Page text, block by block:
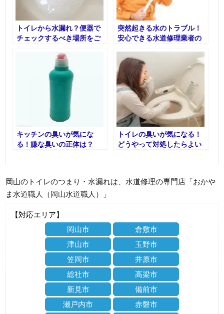
トイレから水漏れ？便器で
チェックするべき場所をご
突然起きる水のトラブル！
安心できる水道修理業者の
キッチンの臭いが気にな
る！嫌な臭いの正体は？
トイレの臭いが気になる！
どうやって対処したらよい
岡山のトイレのつまり・水漏れは、水道修理の専門店「おかや
ま水道職人（岡山水道職人）」
【対応エリア】
岡山市
倉敷市
津山市
玉野市
笠岡市
井原市
総社市
高梁市
新見市
備前市
瀬戸内市
赤磐市